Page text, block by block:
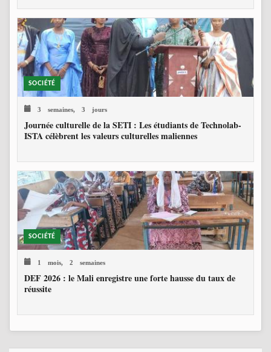
SOCIÉTÉ
3 semaines, 3 jours
Journée culturelle de la SETI : Les étudiants de Technolab-
ISTA célèbrent les valeurs culturelles maliennes
SOCIÉTÉ
1 mois, 2 semaines
DEF 2026 : le Mali enregistre une forte hausse du taux de
réussite